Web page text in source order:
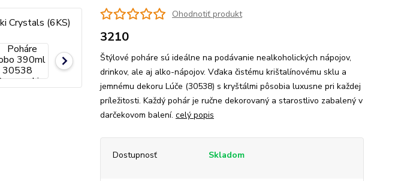
Ohodnotiť produkt
3210
Štýlové poháre sú ideálne na podávanie nealkoholických nápojov,
drinkov, ale aj alko-nápojov. Vďaka čistému krištalínovému sklu a
jemnému dekoru Lúče (30538) s kryštálmi pôsobia luxusne pri každej
príležitosti. Každý pohár je ručne dekorovaný a starostlivo zabalený v
darčekovom balení. celý popis
Dostupnosť Skladom